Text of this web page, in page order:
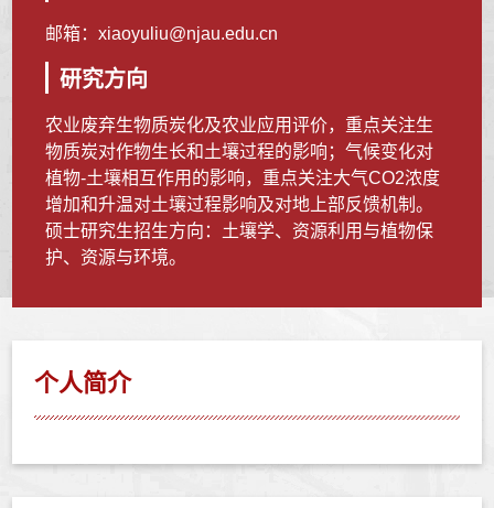
邮箱：xiaoyuliu@njau.edu.cn
研究方向
农业废弃生物质炭化及农业应用评价，重点关注生
物质炭对作物生长和土壤过程的影响；气候变化对
植物-土壤相互作用的影响，重点关注大气CO2浓度
增加和升温对土壤过程影响及对地上部反馈机制。
硕士研究生招生方向：土壤学、资源利用与植物保
护、资源与环境。
个人简介